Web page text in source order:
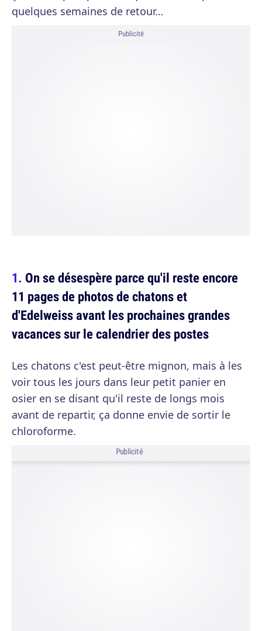
quelques semaines de retour…
Publicité
On se désespère parce qu'il reste encore
11 pages de photos de chatons et
d'Edelweiss avant les prochaines grandes
vacances sur le calendrier des postes
Les chatons c'est peut-être mignon, mais à les
voir tous les jours dans leur petit panier en
osier en se disant qu'il reste de longs mois
avant de repartir, ça donne envie de sortir le
chloroforme.
Publicité